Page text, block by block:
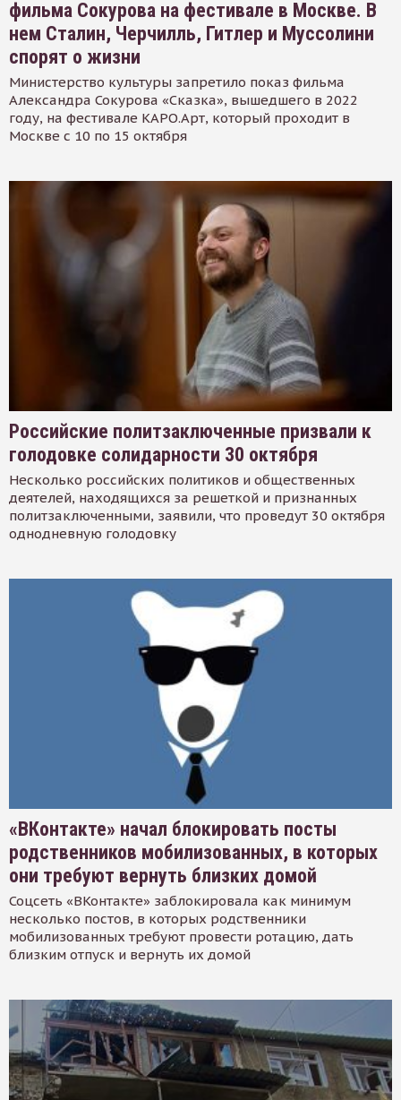
фильма Сокурова на фестивале в Москве. В
нем Сталин, Черчилль, Гитлер и Муссолини
спорят о жизни
Министерство культуры запретило показ фильма
Александра Сокурова «Сказка», вышедшего в 2022
году, на фестивале КАРО.Арт, который проходит в
Москве с 10 по 15 октября
Российские политзаключенные призвали к
голодовке солидарности 30 октября
Несколько российских политиков и общественных
деятелей, находящихся за решеткой и признанных
политзаключенными, заявили, что проведут 30 октября
однодневную голодовку
«ВКонтакте» начал блокировать посты
родственников мобилизованных, в которых
они требуют вернуть близких домой
Соцсеть «ВКонтакте» заблокировала как минимум
несколько постов, в которых родственники
мобилизованных требуют провести ротацию, дать
близким отпуск и вернуть их домой